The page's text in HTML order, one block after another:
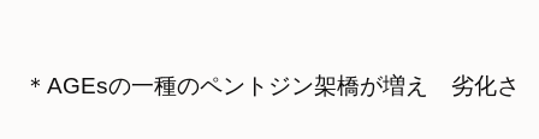
＊AGEsの一種のペントジン架橋が増え　劣化さ